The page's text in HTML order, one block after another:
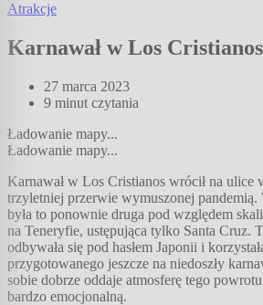
Atrakcje
Karnawał w Los
27 marca 2023
9 minut czytania
Ładowanie mapy...
Ładowanie mapy...
Karnawał w Los Cristianos wrócił na ulice
trzyletniej przerwie wymuszonej pandemią.
była to ponownie druga pod względem
na Teneryfie, ustępująca tylko Santa Cruz.
odbywała się pod hasłem Japonii i
przygotowanego jeszcze na niedoszły
sobie dobrze oddaje atmosferę tego
bardzo emocjonalną.